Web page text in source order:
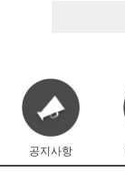
공지사항